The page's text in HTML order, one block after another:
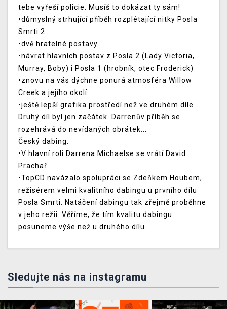
tebe vyřeší policie. Musíš to dokázat ty sám!
•důmyslný strhující příběh rozplétající nitky Posla
Smrti 2
•dvě hratelné postavy
•návrat hlavních postav z Posla 2 (Lady Victoria,
Murray, Boby) i Posla 1 (hrobník, otec Froderick)
•znovu na vás dýchne ponurá atmosféra Willow
Creek a jejího okolí
•ještě lepší grafika prostředí než ve druhém díle
Druhý díl byl jen začátek. Darrenův příběh se
rozehrává do nevídaných obrátek...
Český dabing:
•V hlavní roli Darrena Michaelse se vrátí David
Prachař
•TopCD navázalo spolupráci se Zdeňkem Houbem,
režisérem velmi kvalitního dabingu u prvního dílu
Posla Smrti. Natáčení dabingu tak zřejmě proběhne
v jeho režii. Věříme, že tím kvalitu dabingu
posuneme výše než u druhého dílu.
Sledujte nás na instagramu